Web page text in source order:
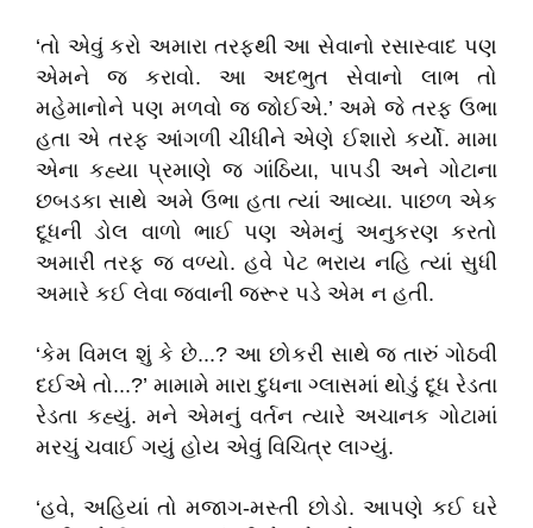
‘તો એવું કરો અમારા તરફથી આ સેવાનો રસાસ્વાદ પણ
એમને જ કરાવો. આ અદભુત સેવાનો લાભ તો
મહેમાનોને પણ મળવો જ જોઈએ.’ અમે જે તરફ ઉભા
હતા એ તરફ આંગળી ચીંધીને એણે ઈશારો કર્યો. મામા
એના કહ્યા પ્રમાણે જ ગાંઠિયા, પાપડી અને ગોટાના
છબડકા સાથે અમે ઉભા હતા ત્યાં આવ્યા. પાછળ એક
દૂધની ડોલ વાળો ભાઈ પણ એમનું અનુકરણ કરતો
અમારી તરફ જ વળ્યો. હવે પેટ ભરાય નહિ ત્યાં સુધી
અમારે કઈ લેવા જવાની જરૂર પડે એમ ન હતી.
‘કેમ વિમલ શું કે છે...? આ છોકરી સાથે જ તારું ગોઠવી
દઈએ તો...?’ મામામે મારા દુધના ગ્લાસમાં થોડું દૂધ રેડતા
રેડતા કહ્યું. મને એમનું વર્તન ત્યારે અચાનક ગોટામાં
મરચું ચવાઈ ગયું હોય એવું વિચિત્ર લાગ્યું.
‘હવે, અહિયાં તો મજાગ-મસ્તી છોડો. આપણે કઈ ઘરે